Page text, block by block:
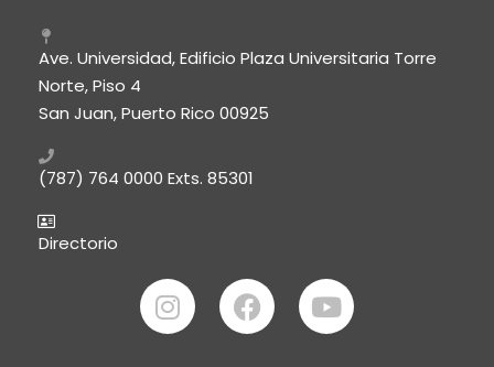
Ave. Universidad, Edificio Plaza Universitaria Torre
Norte, Piso 4
San Juan, Puerto Rico 00925
(787) 764 0000 Exts. 85301
Directorio